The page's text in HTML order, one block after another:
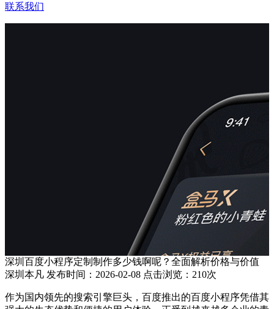
联系我们
深圳百度小程序定制制作多少钱啊呢？全面解析价格与价值
深圳本凡 发布时间：2026-02-08 点击浏览：210次
作为国内领先的搜索引擎巨头，百度推出的百度小程序凭借其